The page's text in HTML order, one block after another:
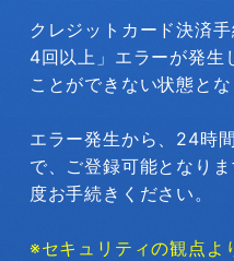
クレジットカード決済
4回以上」エラーが発生
ことができない状態とな
エラー発生から、24時
で、ご登録可能となり
度お手続きください。
※セキュリティの観点よ